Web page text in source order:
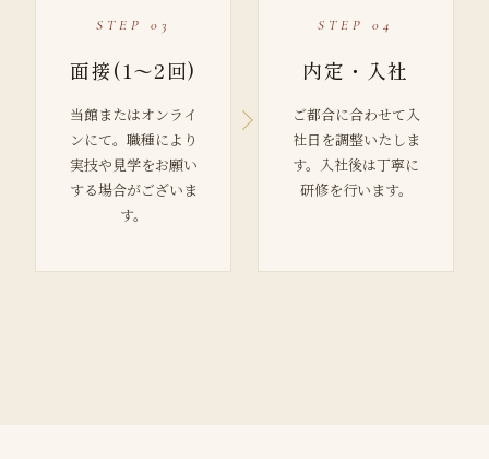
STEP 03
面接(1〜2回)
当館またはオンライ
ンにて。職種により
実技や見学をお願い
する場合がございま
す。
STEP 04
内定・入社
ご都合に合わせて入
社日を調整いたしま
す。入社後は丁寧に
研修を行います。